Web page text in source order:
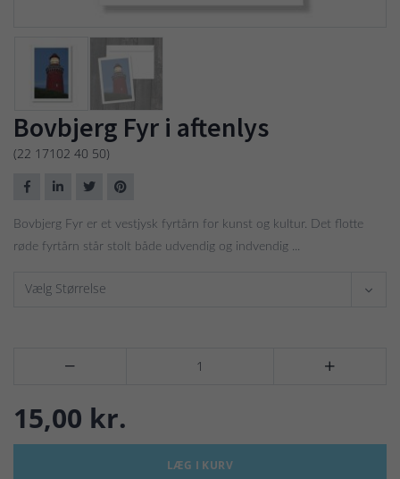
Bovbjerg Fyr i aftenlys
(22 17102 40 50)
Bovbjerg Fyr er et vestjysk fyrtårn for kunst og kultur. Det flotte
røde fyrtårn står stolt både udvendig og indvendig ...
Vælg Størrelse
 
15,00 kr.
LÆG I KURV